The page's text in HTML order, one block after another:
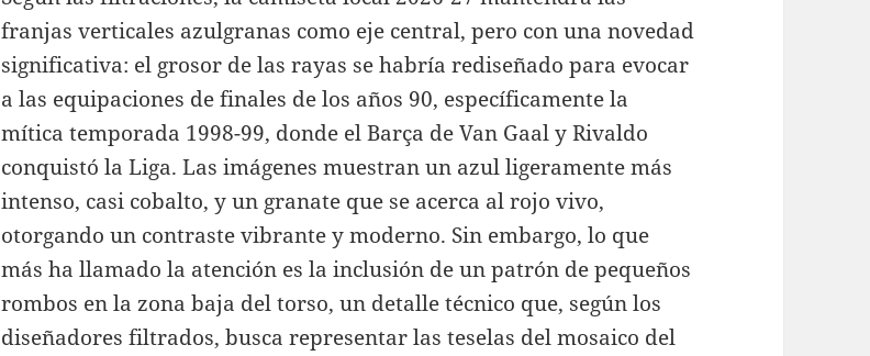
franjas verticales azulgranas como eje central, pero con una novedad
significativa: el grosor de las rayas se habría rediseñado para evocar
a las equipaciones de finales de los años 90, específicamente la
mítica temporada 1998-99, donde el Barça de Van Gaal y Rivaldo
conquistó la Liga. Las imágenes muestran un azul ligeramente más
intenso, casi cobalto, y un granate que se acerca al rojo vivo,
otorgando un contraste vibrante y moderno. Sin embargo, lo que
más ha llamado la atención es la inclusión de un patrón de pequeños
rombos en la zona baja del torso, un detalle técnico que, según los
diseñadores filtrados, busca representar las teselas del mosaico del